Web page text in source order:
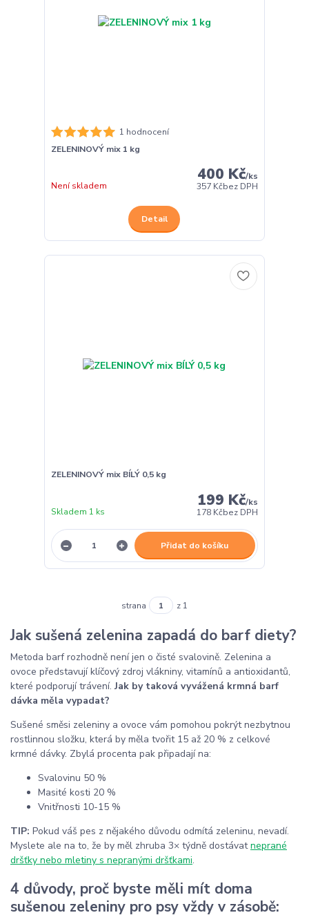
1 hodnocení
ZELENINOVÝ mix 1 kg
400 Kč/ks
357 Kčbez DPH
Není skladem
Detail
ZELENINOVÝ mix BÍLÝ 0,5 kg
199 Kč/ks
178 Kčbez DPH
Skladem 1 ks
Přidat do košíku
strana z 1
Jak sušená zelenina zapadá do barf diety?
Metoda barf rozhodně není jen o čisté svalovině. Zelenina a
ovoce představují klíčový zdroj vlákniny, vitamínů a antioxidantů,
které podporují trávení.Jak by taková vyvážená krmná barf
dávka měla vypadat?
Sušené směsi zeleniny a ovoce vám pomohou pokrýt nezbytnou
rostlinnou složku, která by měla tvořit 15 až 20 % z celkové
krmné dávky. Zbylá procenta pak připadají na:
Svalovinu 50 %
Masité kosti 20 %
Vnitřnosti 10-15 %
TIP: Pokud váš pes z nějakého důvodu odmítá zeleninu, nevadí.
Myslete ale na to, že by měl zhruba 3× týdně dostávatneprané
dršťky nebo mletiny s nepranými dršťkami.
4 důvody, proč byste měli mít doma
sušenou zeleniny pro psy vždy v zásobě: